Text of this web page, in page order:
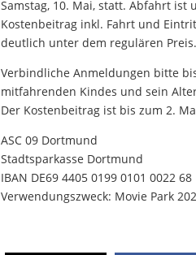
Samstag, 10. Mai, statt. Abfahrt ist
Kostenbeitrag inkl. Fahrt und
deutlich unter dem regulären Preis.
Verbindliche Anmeldungen bitte
mitfahrenden Kindes und sein
Der Kostenbeitrag ist bis zum 2.
ASC 09 Dortmund
Stadtsparkasse Dortmund
IBAN DE69 4405 0199 0101 0022 68
Verwendungszweck: Movie Park